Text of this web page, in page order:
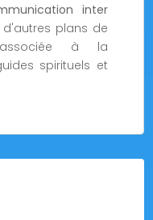
inter
plans de
à la
spirituels et